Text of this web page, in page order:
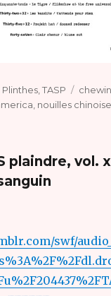
Catégories
Plinthes ,TASP
nouilles
plaindre, vol.
swf/